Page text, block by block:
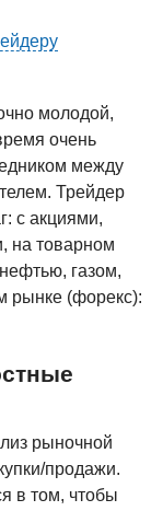
молодой,
очень
между
Трейдер
с акциями,
на товарном
газом,
рынке (форекс):
рыночной
продажи.
в том, чтобы